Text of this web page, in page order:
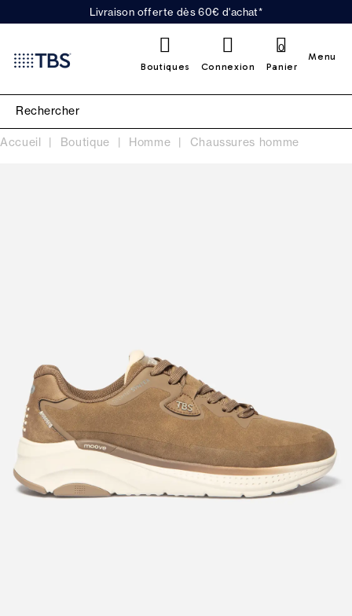
Livraison offerte dès 60€ d'achat*
Boutiques Connexion Panier
0
Menu
Accueil Boutique Homme Chaussures homme